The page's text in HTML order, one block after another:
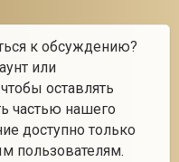
к обсуждению?
или
оставлять
частью нашего
доступно только
пользователям.